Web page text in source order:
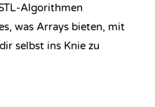
Algorithmen
was Arrays bieten, mit
selbst ins Knie zu